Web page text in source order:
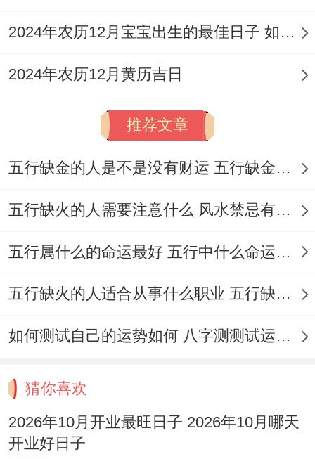
（黑道日）；
彭祖百忌：戊不受田 午不苫盖；
相冲:马日冲（壬子）鼠 今日胎神：房床碓
喜神:东南 福神：东北 财神:正北 阳贵神:东
北 阴贵神:西南；
开幕 开市，开光、旅行、出游 出行，搬迁
新宅、乔迁新居 入宅，搬家、移徙，出火、
修坟 立碑；
此日宜开业，但日支冲鼠,属鼠者不宜选用。
值神天刑，需格外谨慎，必须严谨遵守所忌
2024年农历12月宝宝出生的最佳日子 如何挑选适合的吉日
2024年农历12月黄历吉日
推荐文章
五行缺金的人是不是没有财运 五行缺金的人命运好不好
五行缺火的人需要注意什么 风水禁忌有哪些
五行属什么的命运最好 五行中什么命运势旺盛
五行缺火的人适合从事什么职业 五行缺火的人适合从事的职业有哪些
如何测试自己的运势如何 八字测测试运运程
猜你喜欢
2026年10月开业最旺日子 2026年10月哪天
开业好日子